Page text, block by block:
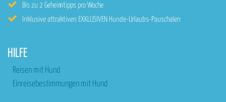
Bis zu 2 Geheimtipps pro Woche
Inklusive attraktiven EXKLUSIVEN Hunde-Urlaubs-Pauschalen
HILFE
Reisen mit Hund
Einreisebestimmungen mit Hund